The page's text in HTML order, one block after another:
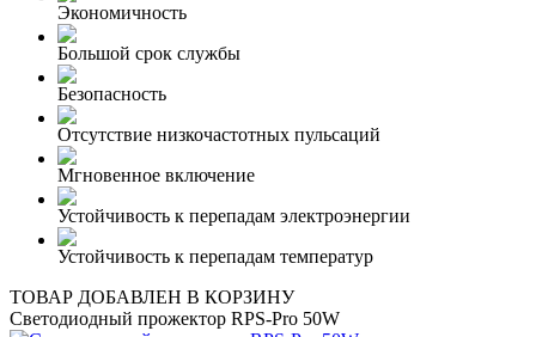
Экономичность
Большой срок службы
Безопасность
Отсутствие низкочастотных пульсаций
Мгновенное включение
Устойчивость к перепадам электроэнергии
Устойчивость к перепадам температур
ТОВАР ДОБАВЛЕН В КОРЗИНУ
Светодиодный прожектор RPS-Pro 50W